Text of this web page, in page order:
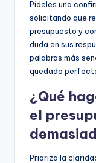
Pídeles una
solicitando que
presupuesto y
duda en sus
palabras más
quedado
¿Qué
el
Prioriza la